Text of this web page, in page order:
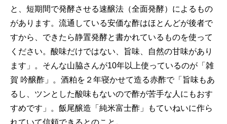
と、短期間で発酵させる速醸法（全面発酵）によるもの
があります。流通している安価な酢はほとんどが後者で
すから、できたら静置発酵と書かれているものを使って
ください。酸味だけではない、旨味、自然の甘味があり
ます」。そんな山脇さんが10年以上使っているのが「雑
賀 吟醸酢」。酒粕を２年寝かせて造る赤酢で「旨味もあ
るし、ツンとした酸味もないので酢が苦手な人にもおす
すめです」。飯尾醸造「純米富士酢」もていねいに作ら